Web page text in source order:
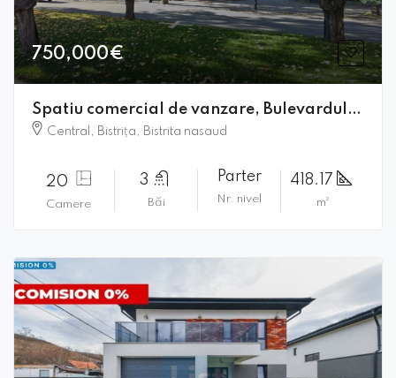
750,000€
Spatiu comercial de vanzare, Bulevardul Republicii, Bistrita
Central, Bistrița, Bistrita nasaud
20
Camere
3
Băi
Parter
Nr. nivel
418.17
m²